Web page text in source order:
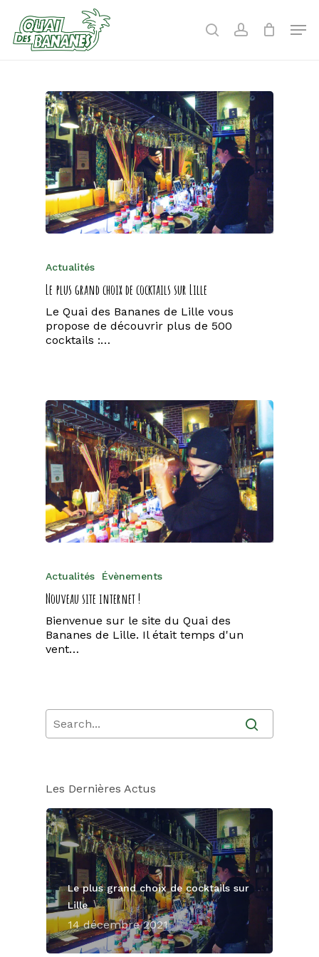
main
content
searchaccount
Actualités
Le plus grand choix de cocktails sur Lille
Le Quai des Bananes de Lille vous
propose de découvrir plus de 500
cocktails :…
Actualités Évènements
Nouveau site internet !
Bienvenue sur le site du Quai des
Bananes de Lille. Il était temps d'un
vent…
Les Dernières Actus
Le plus grand choix de cocktails sur
Lille
14 décembre 2021